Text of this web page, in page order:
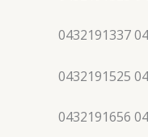
0432191337
0432191525
0432191656